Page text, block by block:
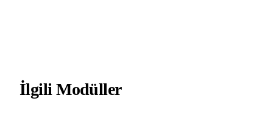
İlgili Modüller